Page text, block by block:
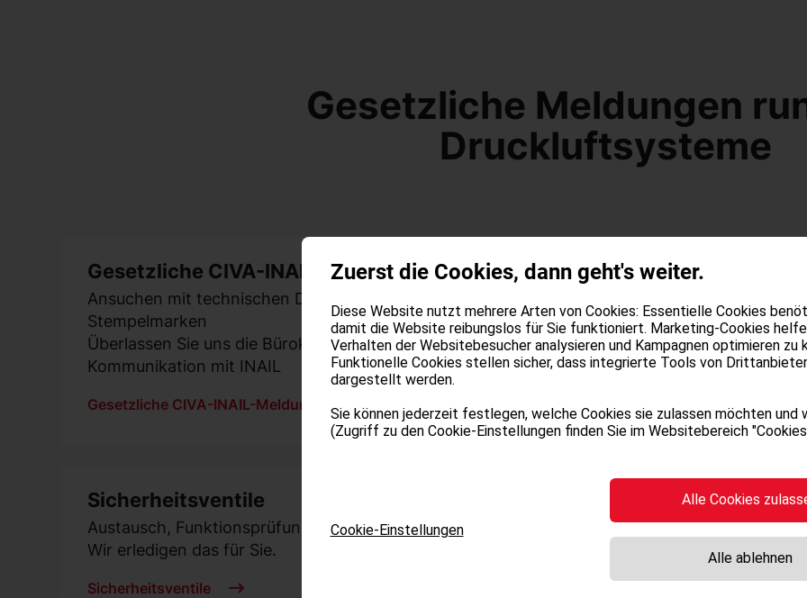
Gesetzliche Meldungen
Druckluftsysteme
Gesetzliche CIVA-INAIL-Meldungen
Ansuchen mit technischen Dokumenten, Erklärungen und
Stempelmarken
Überlassen Sie uns die Bürokratie. Wir erledigen für Sie die
Kommunikation mit INAIL
Gesetzliche CIVA-INAIL-Meldungen
Periodische
Anlage.
Wir kümmern uns
Drucktanks und -
Wandstärkenmessung
Sicherheitsventile
Austausch, Funktionsprüfung oder Neueichung?
Wir erledigen das für Sie.
Sicherheitsventile
F-Gas Prüfung
Als zertifizierter
zu verkaufen, zu
Zuerst die Cookies, dann geht's weiter.
Diese Website nutzt mehrere Arten von Cookies: Essentielle Cookies
damit die Website reibungslos für Sie funktioniert. Marketing-Cookies
Verhalten der Websitebesucher analysieren und Kampagnen optimieren zu
Funktionelle Cookies stellen sicher, dass integrierte Tools von
dargestellt werden.
Sie können jederzeit festlegen, welche Cookies sie zulassen möchten und
(Zugriff zu den Cookie-Einstellungen finden Sie im Websitebereich
Cookie-Einstellungen
Alle Cookies
Alle ablehnen